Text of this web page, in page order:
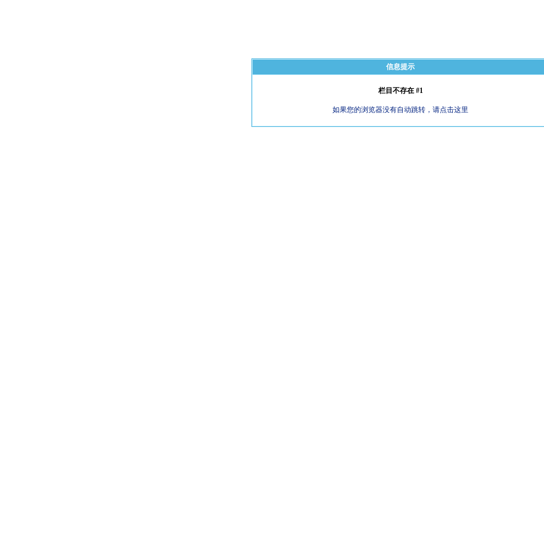
信息提示
栏目不存在 #1
如果您的浏览器没有自动跳转，请点击这里